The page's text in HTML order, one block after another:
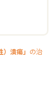
）潰瘍」 の治